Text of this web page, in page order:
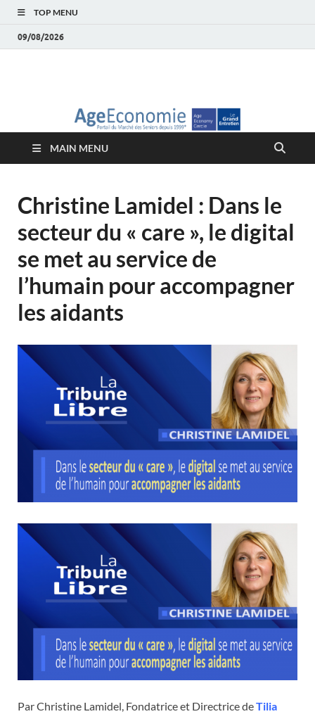
TOP MENU
09/08/2026
économie – Marché
des Seniors
MAIN MENU
Christine Lamidel : Dans le
secteur du « care », le digital
se met au service de
l’humain pour accompagner
les aidants
Par Christine Lamidel, Fondatrice et Directrice deTilia